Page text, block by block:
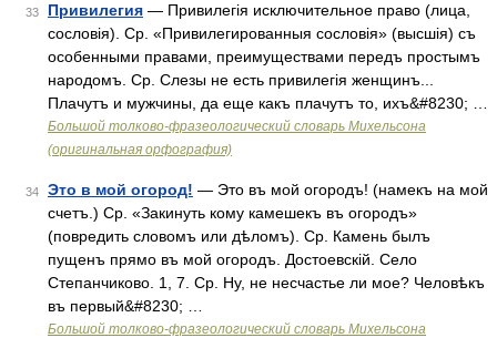
33 Привилегия — Привилегія исключительное право (лица,
сословія). Ср. «Привилегированныя сословія» (высшія) съ
особенными правами, преимуществами передъ простымъ
народомъ. Ср. Слезы не есть привилегія женщинъ...
Плачутъ и мужчины, да еще какъ плачутъ то, ихъ&#8230; …
Большой толково-фразеологический словарь Михельсона
(оригинальная орфография)
34 Это в мой огород! — Это въ мой огородъ! (намекъ на мой
счетъ.) Ср. «Закинуть кому камешекъ въ огородъ»
(повредить словомъ или дѣломъ). Ср. Камень былъ
пущенъ прямо въ мой огородъ. Достоевскій. Село
Степанчиково. 1, 7. Ср. Ну, не несчастье ли мое? Человѣкъ
въ первый&#8230; …
Большой толково-фразеологический словарь Михельсона